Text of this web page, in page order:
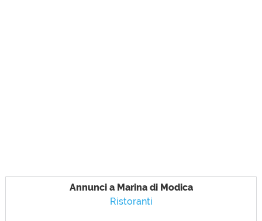
Annunci a Marina di Modica
Ristoranti